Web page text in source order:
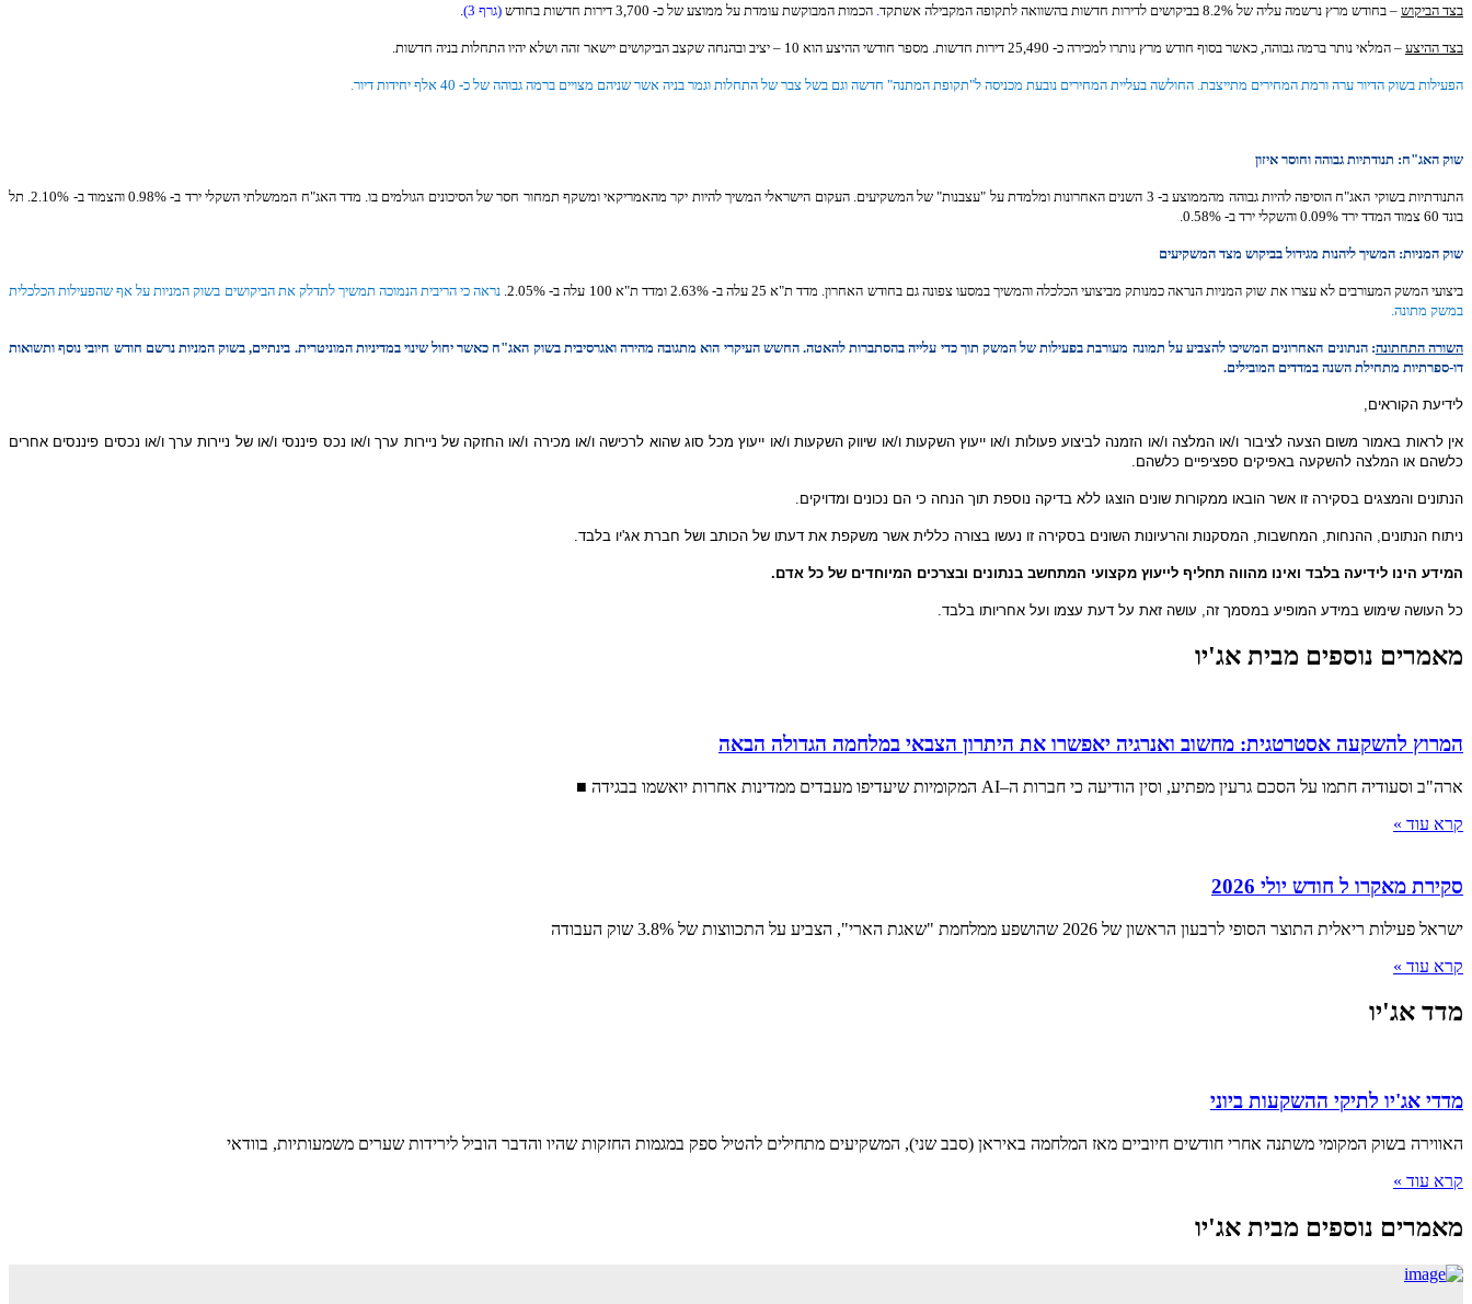
בצד הביקוש – בחודש מרץ נרשמה עליה של 8.2% בביקושים לדירות חדשות בהשוואה לתקופה המקבילה אשתקד הכמות המבוקשת עומדת על ממוצע של כ- 3,700 דירות חדשות בחודש (גרף 3)
בצד ההיצע – המלאי נותר ברמה גבוהה, כאשר בסוף חודש מרץ נותרו למכירה כ- 25,490 דירות חדשות. מספר חודשי ההיצע הוא 10 – יציב ובהנחה שקצב הביקושים יישאר זהה ושלא יהיו התחלות בניה חדשות.
הפעילות בשוק הדיור ערה ורמת המחירים מתייצבת. החולשה בעליית המחירים נובעת מכניסה ל"תקופת המתנה" חדשה וגם בשל צבר של התחלות וגמר בניה אשר שניהם מצויים ברמה גבוהה של כ- 40 אלף יחידות דיור.
שוק האג"ח: תנודתיות גבוהה וחוסר איזון
התנודתיות בשוקי האג"ח הוסיפה להיות גבוהה מהממוצע ב- 3 השנים האחרונות ומלמדת על "עצבנות" של המשקיעים. העקום הישראלי המשיך להיות יקר מהאמריקאי ומשקף תמחור חסר של הסיכונים הגולמים בו. מדד האג"ח הממשלתי השקלי ירד ב- 0.98% והצמוד ב- 2.10%. תל
בונד 60 צמוד המדד ירד 0.09% והשקלי ירד ב- 0.58%.
שוק המניות: המשיך ליהנות מגידול בביקוש מצד המשקיעים
ביצועי המשק המעורבים לא עצרו את שוק המניות הנראה כמנותק מביצועי הכלכלה והמשיך במסעו צפונה גם בחודש האחרון. מדד ת"א 25 עלה ב- 2.63% ומדד ת"א 100 עלה ב- 2.05%.
נראה כי הריבית הנמוכה תמשיך לתדלק את הביקושים בשוק המניות על אף שהפעילות הכלכלית
במשק מתונה.
השורה התחתונה: הנתונים האחרונים המשיכו להצביע על תמונה מעורבת בפעילות של המשק תוך כדי עלייה בהסתברות להאטה. החשש העיקרי הוא מתגובה מהירה ואגרסיבית בשוק האג"ח כאשר יחול שינוי במדיניות המוניטרית. בינתיים, בשוק המניות נרשם חודש חיובי נוסף ותשואות
דו-ספרתיות מתחילת השנה במדדים המובילים.
לידיעת הקוראים,
אין לראות באמור משום הצעה לציבור ו/או המלצה ו/או הזמנה לביצוע פעולות ו/או ייעוץ השקעות ו/או שיווק השקעות ו/או ייעוץ מכל סוג שהוא לרכישה ו/או מכירה ו/או החזקה של ניירות ערך ו/או נכס פיננסי ו/או של ניירות ערך ו/או נכסים פיננסים אחרים
כלשהם או המלצה להשקעה באפיקים ספציפיים כלשהם.
הנתונים והמצגים בסקירה זו אשר הובאו ממקורות שונים הוצגו ללא בדיקה נוספת תוך הנחה כי הם נכונים ומדויקים.
ניתוח הנתונים, ההנחות, המחשבות, המסקנות והרעיונות השונים בסקירה זו נעשו בצורה כללית אשר משקפת את דעתו של הכותב ושל חברת אג'יו בלבד.
המידע הינו לידיעה בלבד ואינו מהווה תחליף לייעוץ מקצועי המתחשב בנתונים ובצרכים המיוחדים של כל אדם.
כל העושה שימוש במידע המופיע במסמך זה, עושה זאת על דעת עצמו ועל אחריותו בלבד.
מאמרים נוספים מבית אג'יו
המרוץ להשקעה אסטרטגית: מחשוב ואנרגיה יאפשרו את היתרון הצבאי במלחמה הגדולה הבאה
ארה"ב וסעודיה חתמו על הסכם גרעין מפתיע, וסין הודיעה כי חברות ה–AI המקומיות שיעדיפו מעבדים ממדינות אחרות יואשמו בבגידה ■
קרא עוד »
סקירת מאקרו ל חודש יולי 2026
ישראל פעילות ריאלית התוצר הסופי לרבעון הראשון של 2026 שהושפע ממלחמת "שאגת הארי", הצביע על התכווצות של 3.8% שוק העבודה
קרא עוד »
מדד אג'יו
מדדי אג'יו לתיקי ההשקעות ביוני
האווירה בשוק המקומי משתנה אחרי חודשים חיוביים מאז המלחמה באיראן (סבב שני), המשקיעים מתחילים להטיל ספק במגמות החזקות שהיו והדבר הוביל לירידות שערים משמעותיות, בוודאי
קרא עוד »
מאמרים נוספים מבית אג'יו